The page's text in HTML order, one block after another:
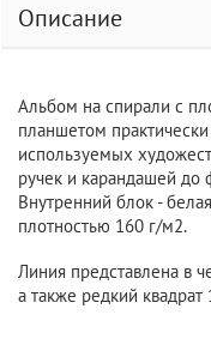
Описание
Альбом на спирали с
планшетом
используемых
ручек и карандашей до
Внутренний блок -
плотностью 160 г/м2.
Линия представлена в
а также редкий